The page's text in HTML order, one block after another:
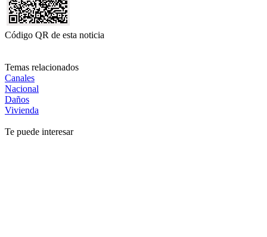
Código QR de esta noticia
Temas relacionados
Canales
Nacional
Daños
Vivienda
Te puede interesar